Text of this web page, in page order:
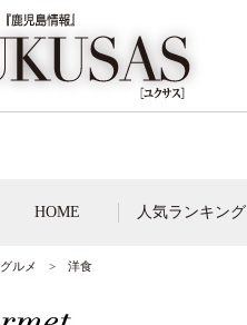
HOME 人気ランキング
グルメ > 洋食